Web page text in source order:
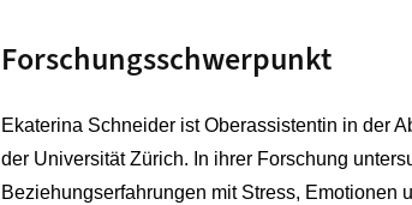
Forschungsschwerpunkt
Ekaterina Schneider ist Oberassistentin in der
der Universität Zürich. In ihrer Forschung
Beziehungserfahrungen mit Stress,